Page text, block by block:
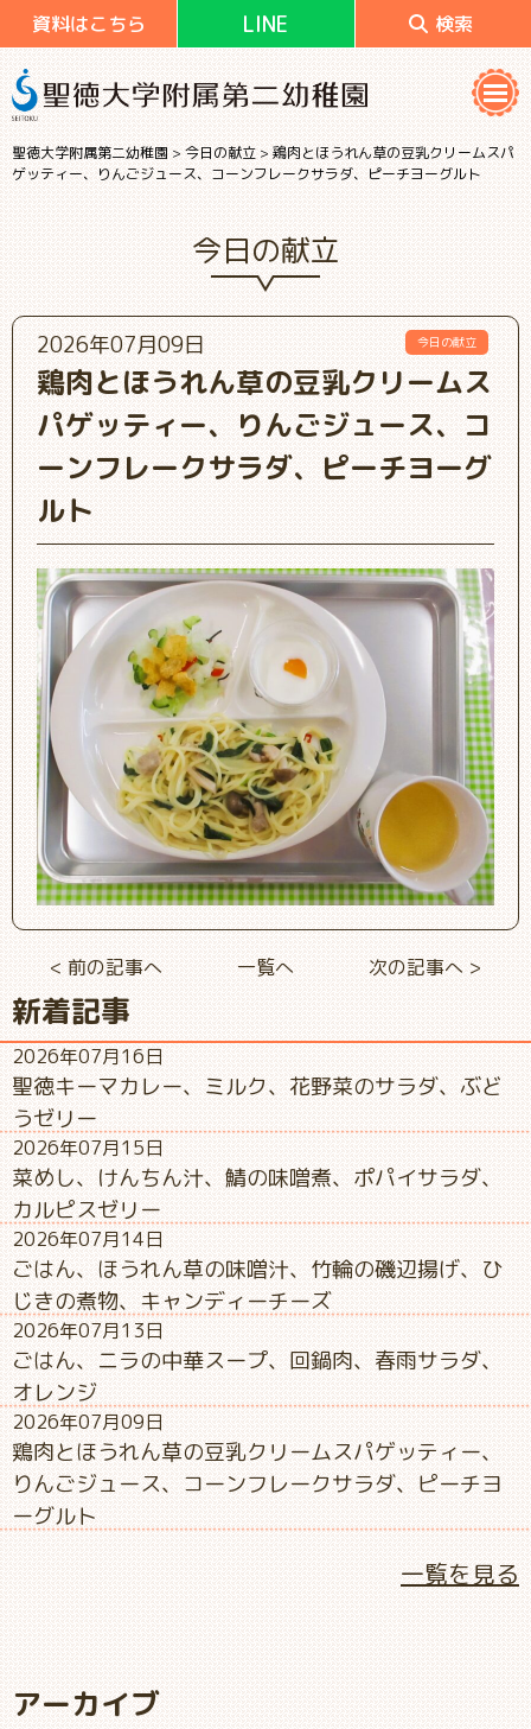
資料はこちら LINE 検索
聖徳大学附属第二幼稚園>今日の献立>鶏肉とほうれん草の豆乳クリームスパ
ゲッティー、りんごジュース、コーンフレークサラダ、ピーチヨーグルト
今日の献立
新着記事
2026年07月16日
聖徳キーマカレー、ミルク、花野菜のサラダ、ぶど
うゼリー
2026年07月15日
菜めし、けんちん汁、鯖の味噌煮、ポパイサラダ、
カルピスゼリー
2026年07月14日
ごはん、ほうれん草の味噌汁、竹輪の磯辺揚げ、ひ
じきの煮物、キャンディーチーズ
2026年07月13日
ごはん、ニラの中華スープ、回鍋肉、春雨サラダ、
オレンジ
2026年07月09日
鶏肉とほうれん草の豆乳クリームスパゲッティー、
りんごジュース、コーンフレークサラダ、ピーチヨ
ーグルト
一覧を見る
アーカイブ
2026年07月09日
鶏肉とほうれん草の豆乳クリームス
パゲッティー、りんごジュース、コ
ーンフレークサラダ、ピーチヨーグ
ルト
今日の献立
< 前の記事へ 一覧へ 次の記事へ >